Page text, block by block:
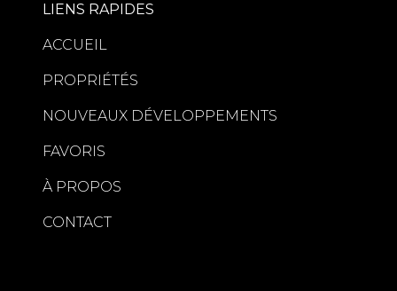
LIENS RAPIDES
ACCUEIL
PROPRIÉTÉS
NOUVEAUX DÉVELOPPEMENTS
FAVORIS
À PROPOS
CONTACT